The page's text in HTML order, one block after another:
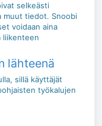
selkeästi
muut tiedot. Snoobi
voidaan aina
liikenteen
lähteenä
sillä käyttäjät
työkalujen